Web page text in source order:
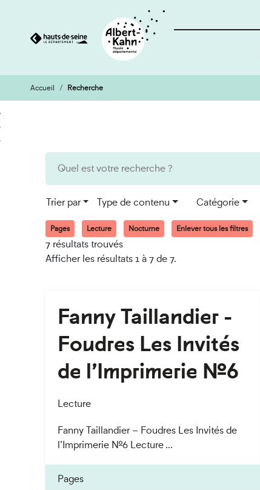
Aller
au
contenu
Aller
à
la
Accueil Recherche
Trier par Type de contenu Catégorie
Pages Lecture Nocturne Enlever tous les filtres
7 résultats trouvés
Afficher les résultats 1 à 7 de 7.
Fanny Taillandier -
Foudres Les Invités
de l’Imprimerie n°6
Lecture
Fanny Taillandier – Foudres Les Invités de
l’Imprimerie n°6 Lecture ...
Pages